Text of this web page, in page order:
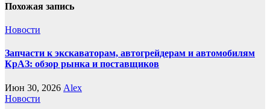
Похожая запись
Новости
Запчасти к экскаваторам, автогрейдерам и автомобилям
КрАЗ: обзор рынка и поставщиков
Июн 30, 2026 Alex
Новости